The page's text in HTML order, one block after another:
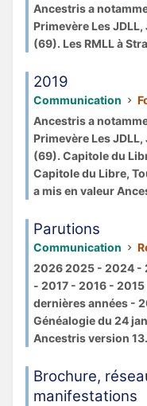
Ancestris a
Primevère Les
(69). Les RMLL à
2019
Communication
Ancestris a
Primevère Les
(69). Capitole du
Capitole du Libre,
a mis en valeur
Parutions
Communication
2026 2025 - 2024 -
- 2017 - 2016 -
dernières années -
Généalogie du 24
Ancestris version
Brochure,
manifestations